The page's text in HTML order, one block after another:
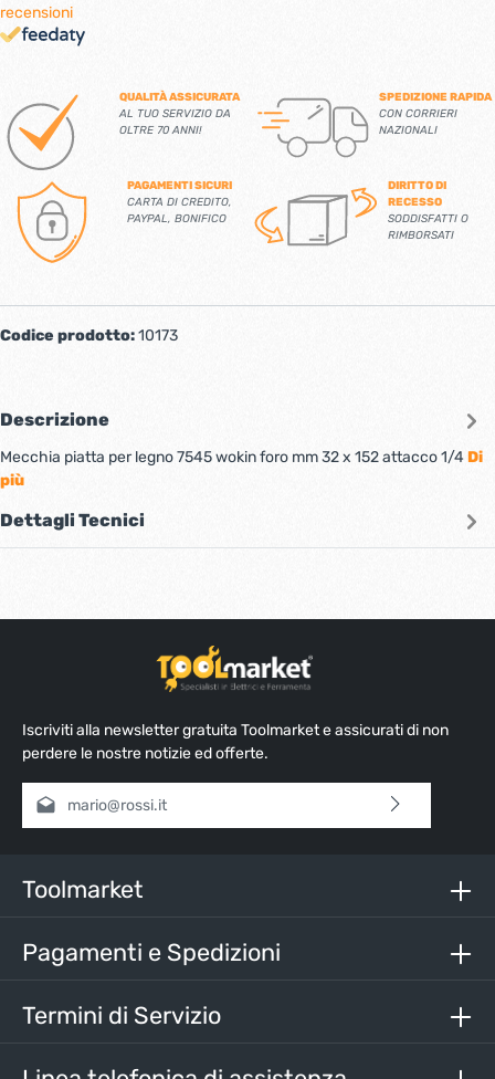
recensioni
QUALITÀ ASSICURATA
AL TUO SERVIZIO DA
OLTRE 70 ANNI!
SPEDIZIONE RAPIDA
CON CORRIERI
NAZIONALI
PAGAMENTI SICURI
CARTA DI CREDITO,
PAYPAL, BONIFICO
DIRITTO DI
RECESSO
SODDISFATTI O
RIMBORSATI
Codice prodotto:10173
Descrizione
Mecchia piatta per legno 7545 wokin foro mm 32 x 152 attacco 1/4Di
più
Dettagli Tecnici
Iscriviti alla newsletter gratuita Toolmarket e assicurati di non
perdere le nostre notizie ed offerte.
Indirizzo e-mail*
nostri termini e condizioni generali
Inserisci i caratteri sopra*
Toolmarket
Pagamenti e Spedizioni
Termini di Servizio